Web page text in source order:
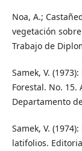
Noa, A.;
vegetación
Trabajo de
Samek, V.
Forestal. No. 15.
Departamento
Samek, V.
latifolios.